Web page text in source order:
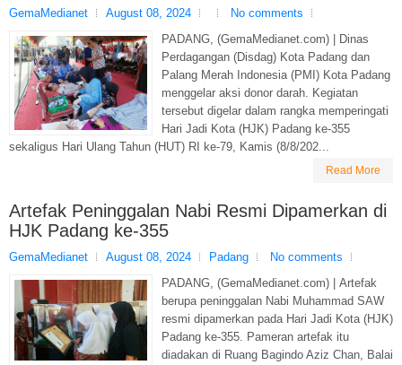
GemaMedianet August 08, 2024
No comments
PADANG, (GemaMedianet.com) | Dinas
Perdagangan (Disdag) Kota Padang dan
Palang Merah Indonesia (PMI) Kota Padang
menggelar aksi donor darah. Kegiatan
tersebut digelar dalam rangka memperingati
Hari Jadi Kota (HJK) Padang ke-355
sekaligus Hari Ulang Tahun (HUT) RI ke-79, Kamis (8/8/202...
Read More
Artefak Peninggalan Nabi Resmi Dipamerkan di
HJK Padang ke-355
GemaMedianet August 08, 2024 Padang
No comments
PADANG, (GemaMedianet.com) | Artefak
berupa peninggalan Nabi Muhammad SAW
resmi dipamerkan pada Hari Jadi Kota (HJK)
Padang ke-355. Pameran artefak itu
diadakan di Ruang Bagindo Aziz Chan, Balai